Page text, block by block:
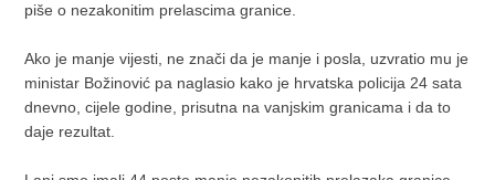
piše o nezakonitim prelascima granice.
Ako je manje vijesti, ne znači da je manje i posla, uzvratio mu je
ministar Božinović pa naglasio kako je hrvatska policija 24 sata
dnevno, cijele godine, prisutna na vanjskim granicama i da to
daje rezultat.